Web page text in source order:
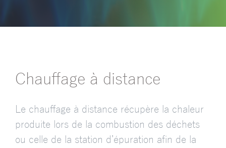
Chauffage à distance
Le chauffage à distance récupère la chaleur
produite lors de la combustion des déchets
ou celle de la station d’épuration afin de la